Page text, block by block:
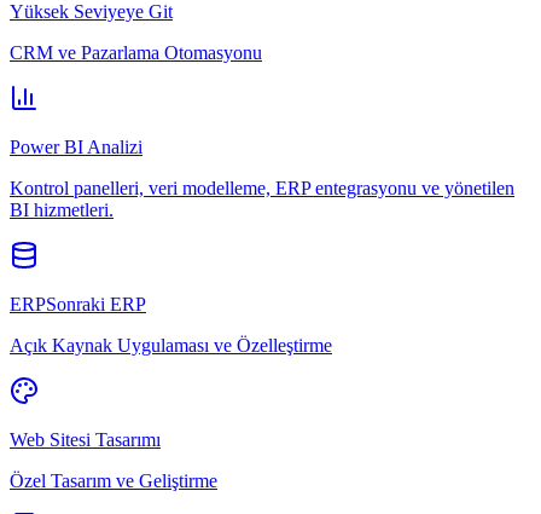
Yüksek Seviyeye Git
CRM ve Pazarlama Otomasyonu
Power BI Analizi
Kontrol panelleri, veri modelleme, ERP entegrasyonu ve yönetilen
BI hizmetleri.
ERPSonraki ERP
Açık Kaynak Uygulaması ve Özelleştirme
Web Sitesi Tasarımı
Özel Tasarım ve Geliştirme